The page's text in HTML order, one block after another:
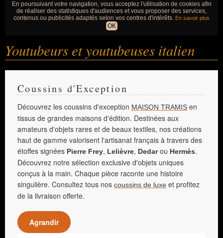
En poursuivant votre navigation, vous acceptez l'utilisation de cookies afin
de réaliser des statistiques d'audiences et vous proposer des services,
contenus ou publicités adaptés selon vos centres d'intérêts. En savoir plus
OK
Youtubeurs et youtubeuses italien
Coussins d'Exception
Découvrez les coussins d'exception MAISON TRAMIS en
tissus de grandes maisons d'édition. Destinées aux
amateurs d'objets rares et de beaux textiles, nos créations
haut de gamme valorisent l'artisanat français à travers des
étoffes signées Pierre Frey, Lelièvre, Dedarou Hermès.
Découvrez notre sélection exclusive d'objets uniques
conçus à la main. Chaque pièce raconte une histoire
singulière. Consultez tous nos coussins de luxe et profitez
de la livraison offerte.
Agrandir